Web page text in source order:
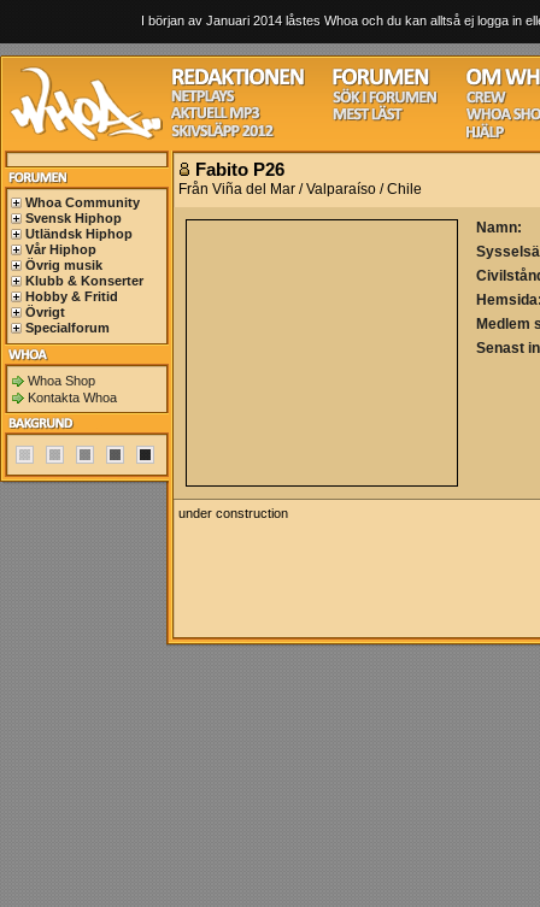
I början av Januari 2014 låstes Whoa och du kan alltså ej logga in
Whoa Community
Svensk Hiphop
Utländsk Hiphop
Vår Hiphop
Övrig musik
Klubb & Konserter
Hobby & Fritid
Övrigt
Specialforum
Whoa Shop
Kontakta Whoa
Fabito P26
Från Viña del Mar / Valparaíso / Chile
Namn:
Medlem
Senast
under construction